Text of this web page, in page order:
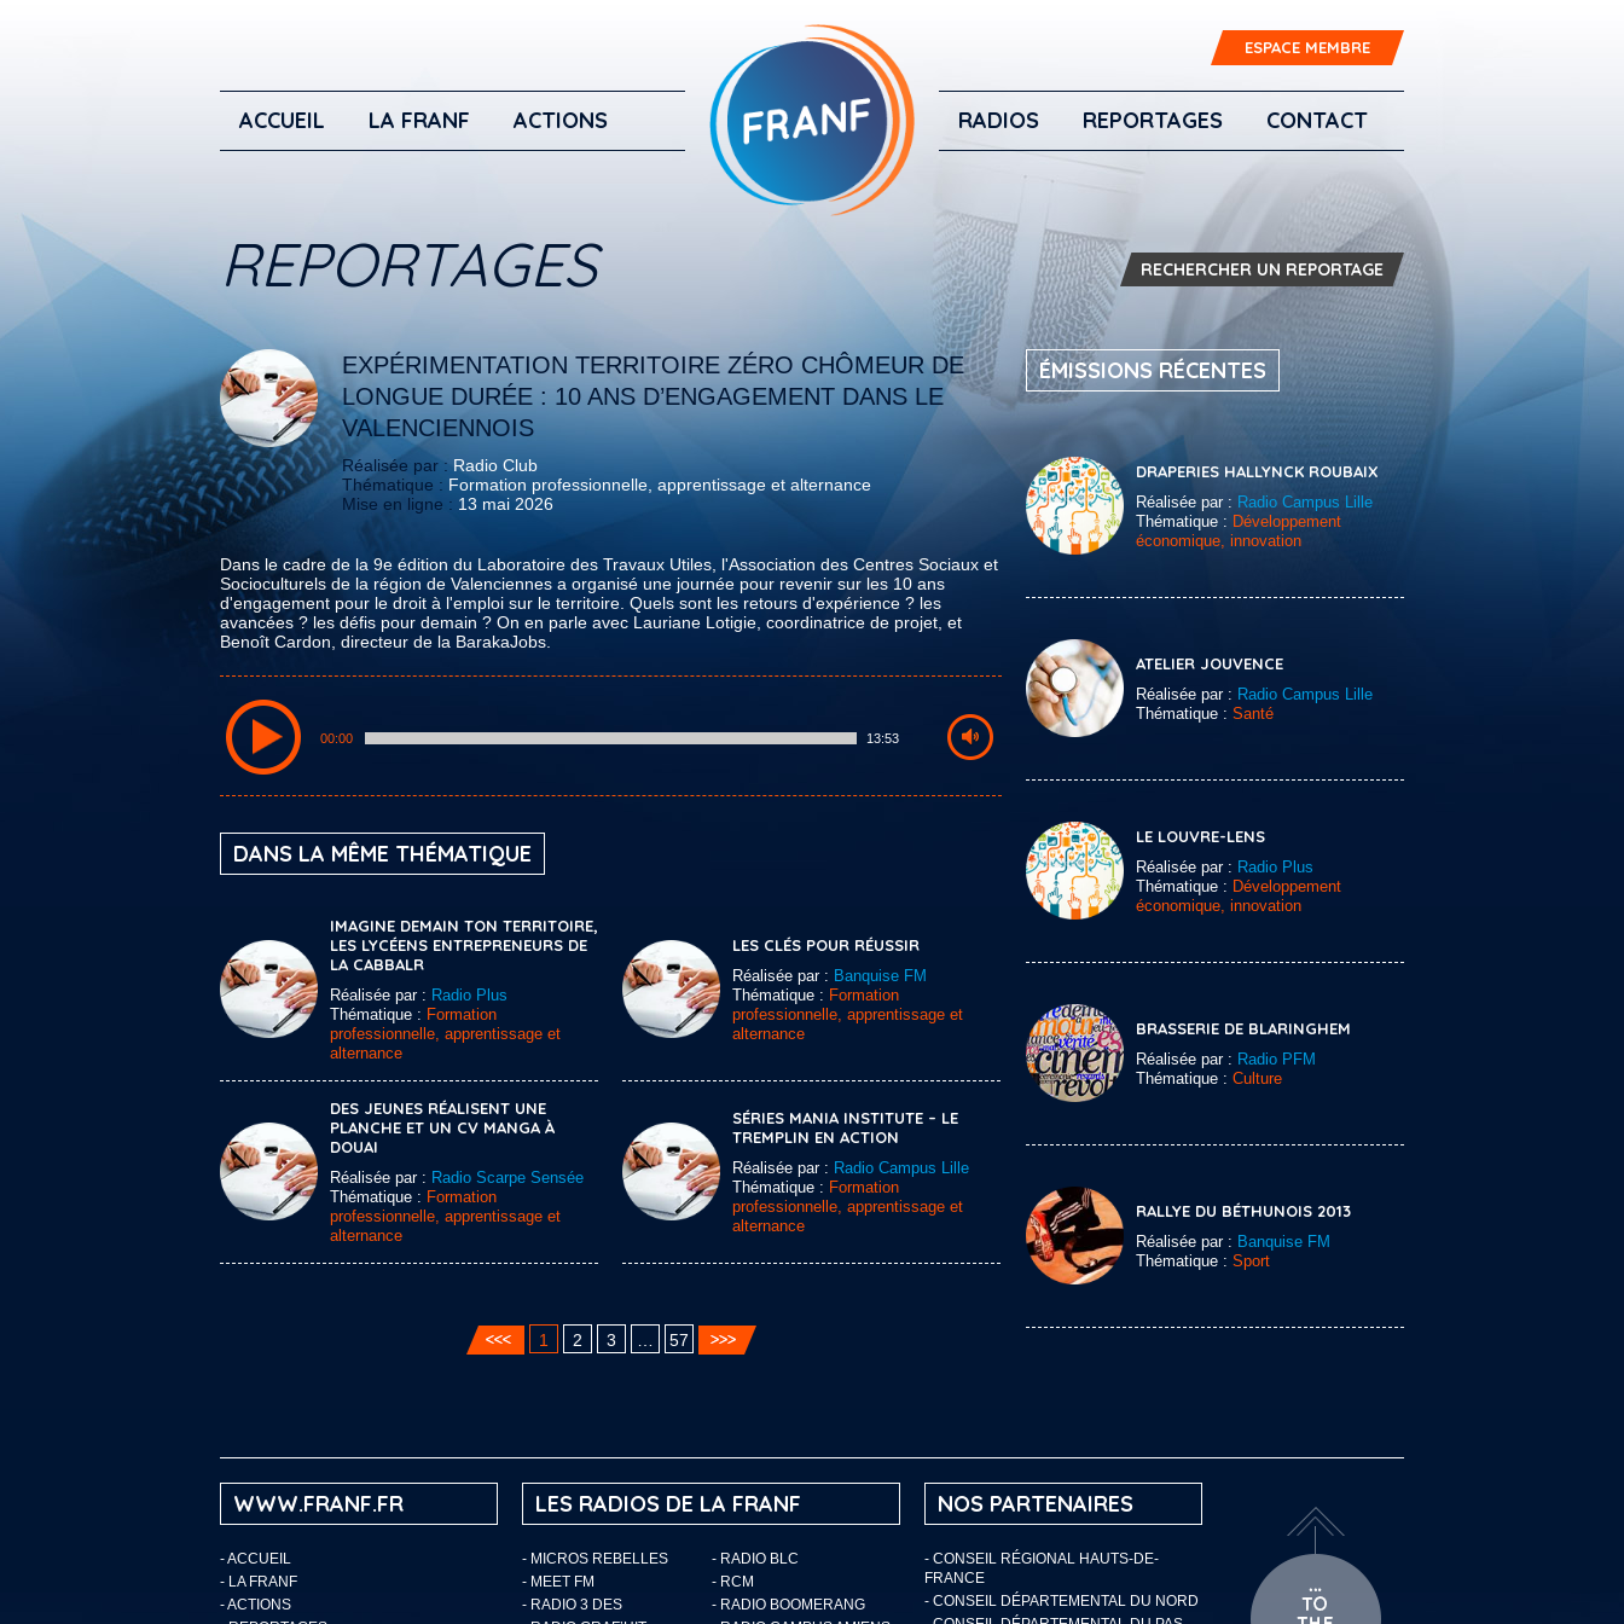
ESPACE MEMBRE
ACCUEIL LA FRANF ACTIONS RADIOS REPORTAGES CONTACT
REPORTAGES RECHERCHER UN REPORTAGE
EXPÉRIMENTATION TERRITOIRE ZÉRO CHÔMEUR DE
LONGUE DURÉE : 10 ANS D’ENGAGEMENT DANS LE
VALENCIENNOIS
Réalisée par : Radio Club
Thématique : Formation professionnelle, apprentissage et alternance
Mise en ligne : 13 mai 2026
Dans le cadre de la 9e édition du Laboratoire des Travaux Utiles, l'Association des Centres Sociaux et
Socioculturels de la région de Valenciennes a organisé une journée pour revenir sur les 10 ans
d'engagement pour le droit à l'emploi sur le territoire. Quels sont les retours d'expérience ? les
avancées ? les défis pour demain ? On en parle avec Lauriane Lotigie, coordinatrice de projet, et
Benoît Cardon, directeur de la BarakaJobs.
00:00 13:53
DANS LA MÊME THÉMATIQUE
IMAGINE DEMAIN TON TERRITOIRE,
LES LYCÉENS ENTREPRENEURS DE
LA CABBALR
Réalisée par : Radio Plus
Thématique : Formation
professionnelle, apprentissage et
alternance
LES CLÉS POUR RÉUSSIR
Réalisée par : Banquise FM
Thématique : Formation
professionnelle, apprentissage et
alternance
DES JEUNES RÉALISENT UNE
PLANCHE ET UN CV MANGA À
DOUAI
Réalisée par : Radio Scarpe Sensée
Thématique : Formation
professionnelle, apprentissage et
alternance
SÉRIES MANIA INSTITUTE – LE
TREMPLIN EN ACTION
Réalisée par : Radio Campus Lille
Thématique : Formation
professionnelle, apprentissage et
alternance
1 2 3 57
ÉMISSIONS RÉCENTES
DRAPERIES HALLYNCK ROUBAIX
Réalisée par : Radio Campus Lille
Thématique : Développement
économique, innovation
ATELIER JOUVENCE
Réalisée par : Radio Campus Lille
Thématique : Santé
LE LOUVRE-LENS
Réalisée par : Radio Plus
Thématique : Développement
économique, innovation
BRASSERIE DE BLARINGHEM
Réalisée par : Radio PFM
Thématique : Culture
RALLYE DU BÉTHUNOIS 2013
Réalisée par : Banquise FM
Thématique : Sport
WWW.FRANF.FR
-ACCUEIL
- LA FRANF
-ACTIONS
LES RADIOS DE LA FRANF
- MICROS REBELLES
- RADIO BLC
- MEET FM
- RCM
- RADIO 3 DES
- RADIO BOOMERANG
NOS PARTENAIRES
- CONSEIL RÉGIONAL HAUTS-DE-
FRANCE
- CONSEIL DÉPARTEMENTAL DU NORD